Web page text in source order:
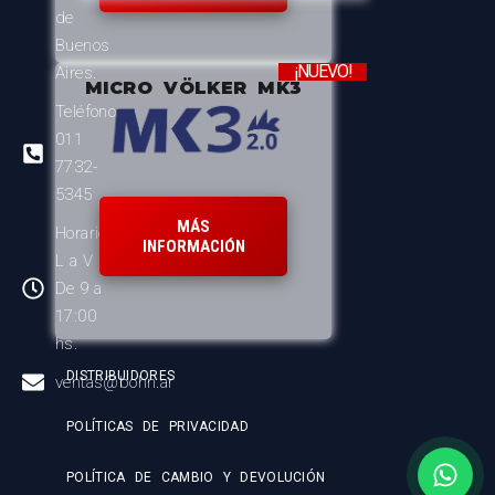
de
Buenos
Aires.
Teléfono:
011
7732-
5345
Horario:
L a V
De 9 a
17:00
hs.
ventas@bohn.ar
MICRO VÖLKER MK3
¡NUEVO!
MÁS
INFORMACIÓN
DISTRIBUIDORES
POLÍTICAS DE PRIVACIDAD
POLÍTICA DE CAMBIO Y DEVOLUCIÓN